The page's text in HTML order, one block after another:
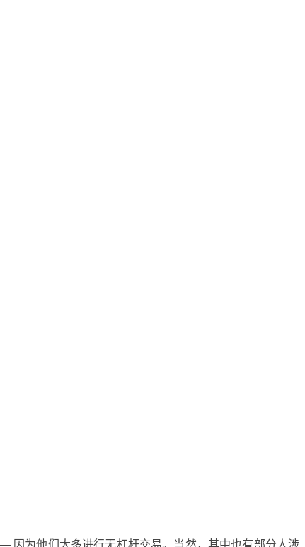
因为他们大多进行无杠杆交易。当然，其中也有部分人涉